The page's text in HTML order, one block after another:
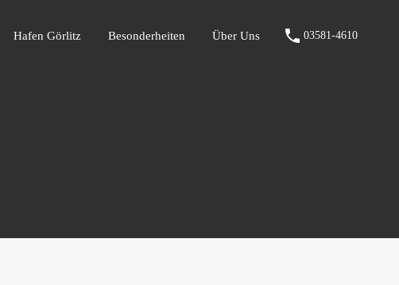
Hafen Görlitz Besonderheiten Über Uns 03581-4610
Hafen Görlitz Besonderheiten Über Uns 03581-4610